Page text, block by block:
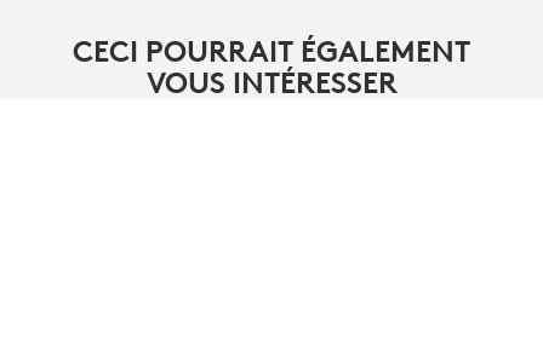
CECI POURRAIT ÉGALEMENT
VOUS INTÉRESSER